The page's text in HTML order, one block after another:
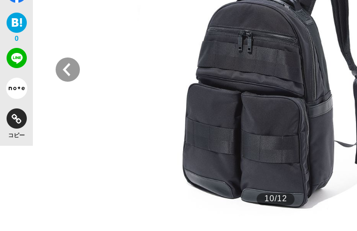
【独自】昭和の大女優・小川真由美（享年86）が鹿児島で3月に死去し...
もっと見る
0
コピー
10/12